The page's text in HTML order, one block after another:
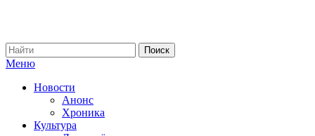
Меню
Новости
Анонс
Хроника
Культура